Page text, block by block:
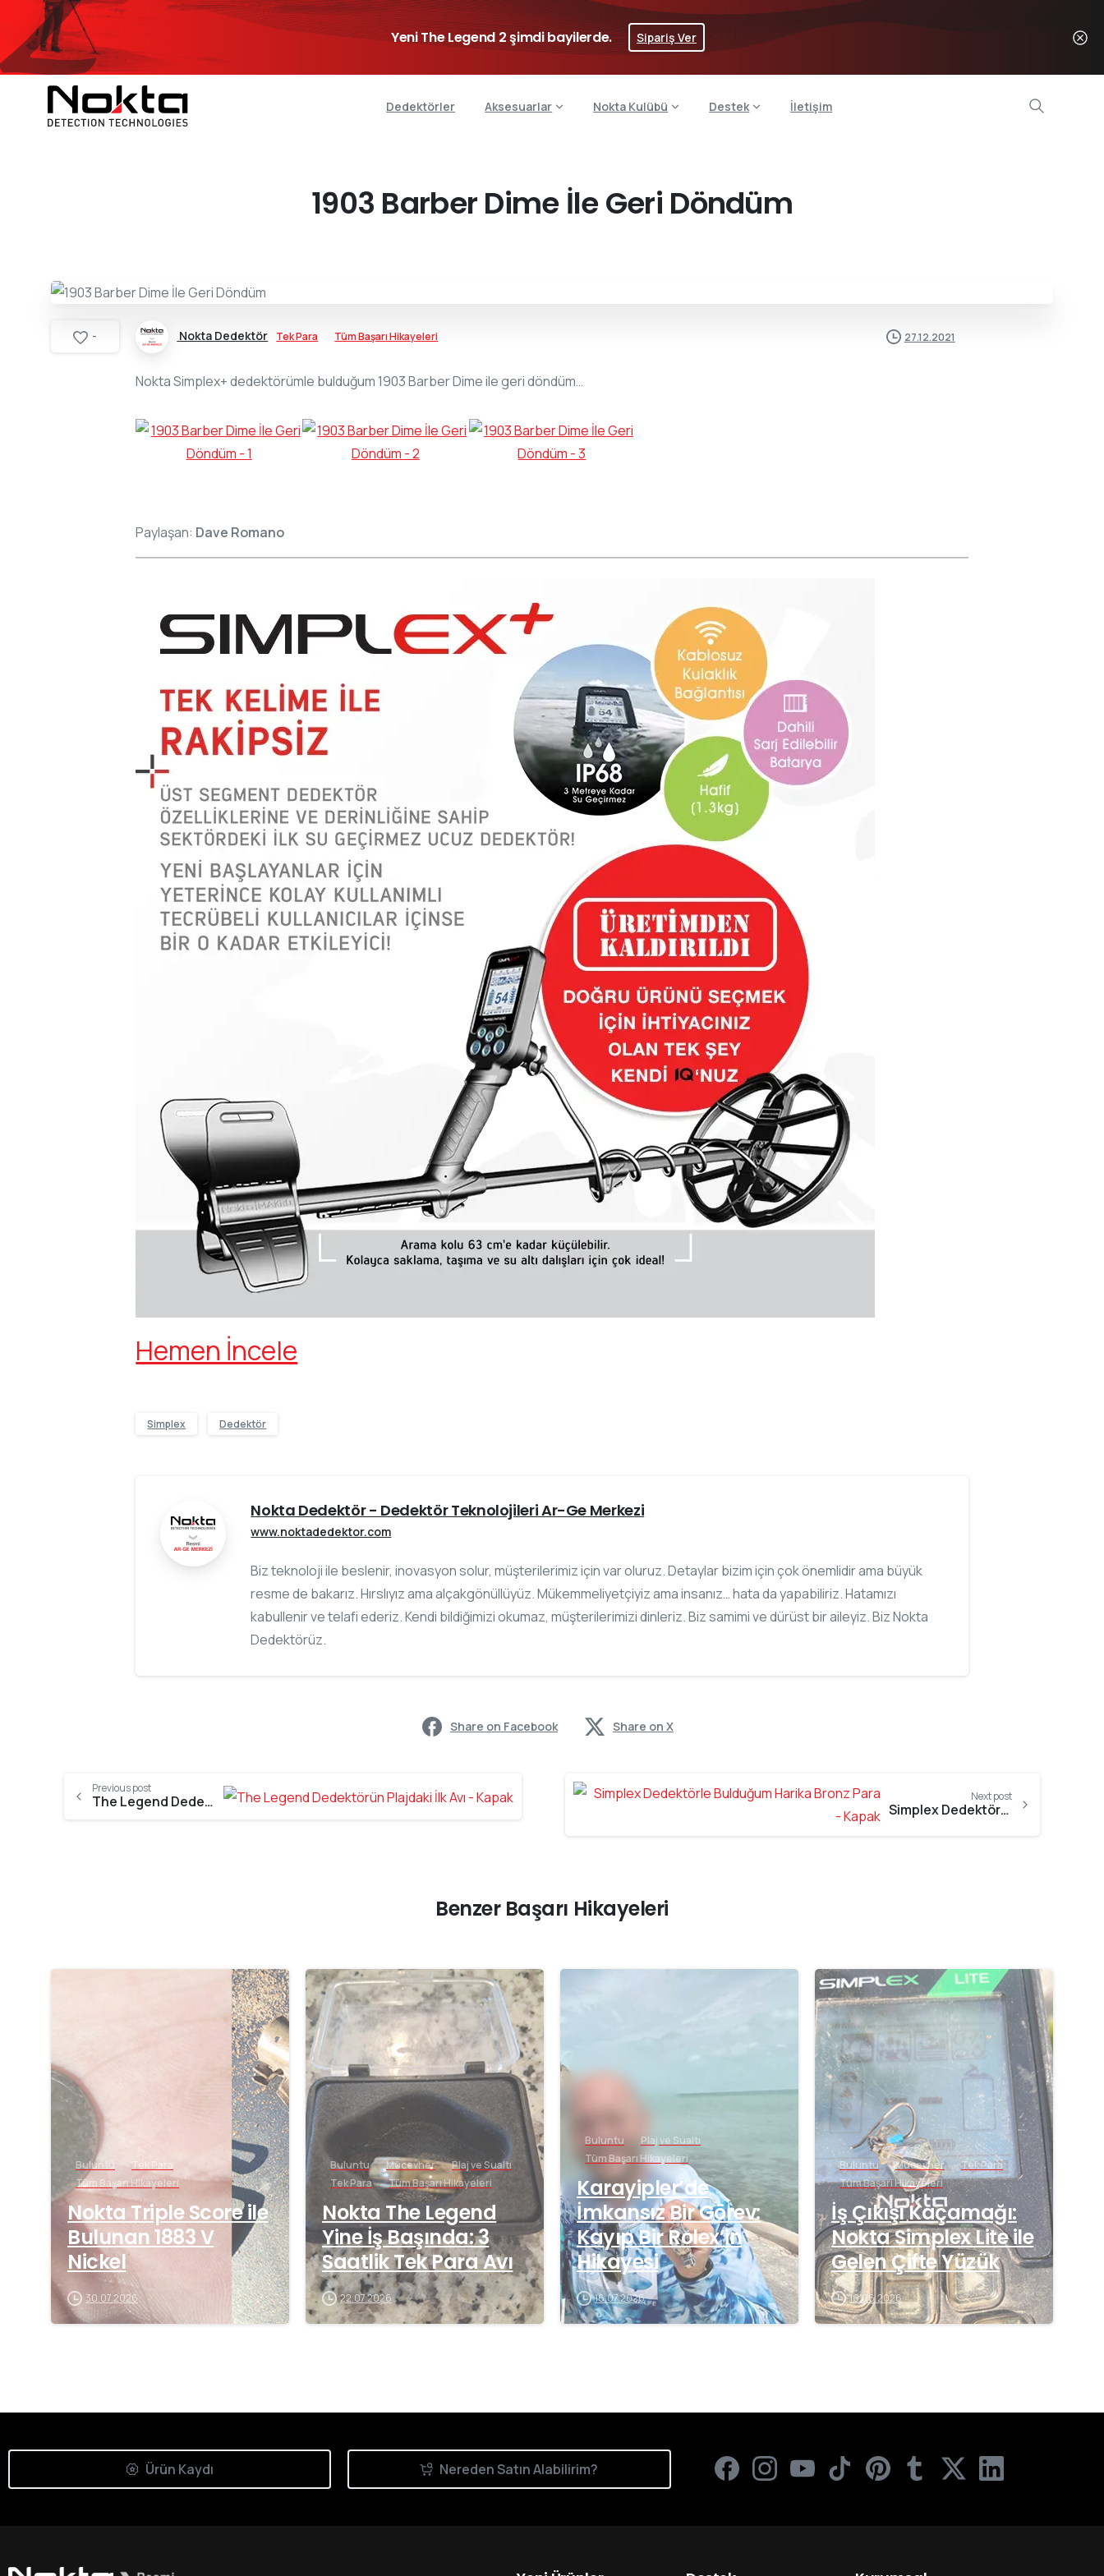
Yeni The Legend 2 şimdi bayilerde. Sipariş Ver
Dedektörler Aksesuarlar Nokta Kulübü Destek İletişim
1903 Barber Dime İle Geri Döndüm
- Nokta Dedektör Tek Para Tüm Başarı Hikayeleri 27.12.2021
Nokta Simplex+ dedektörümle bulduğum 1903 Barber Dime ile geri döndüm…
Paylaşan: Dave Romano
Hemen İncele
Simplex Dedektör
Nokta Dedektör - Dedektör Teknolojileri Ar-Ge Merkezi
www.noktadedektor.com
Biz teknoloji ile beslenir, inovasyon solur, müşterilerimiz için var oluruz. Detaylar bizim için çok önemlidir ama büyük
resme de bakarız. Hırslıyız ama alçakgönüllüyüz. Mükemmeliyetçiyiz ama insanız… hata da yapabiliriz. Hatamızı
kabullenir ve telafi ederiz. Kendi bildiğimizi okumaz, müşterilerimizi dinleriz. Biz samimi ve dürüst bir aileyiz. Biz Nokta
Dedektörüz.
Share on Facebook Share on X
Previous post
The Legend Dedektörün Plajdaki İlk Avı Next post
Simplex Dedektörle Bulduğum Harika Bronz Para
Benzer Başarı Hikayeleri
-
Buluntu
Tek Para
Tüm Başarı Hikayeleri
Nokta Triple Score ile
Bulunan 1883 V
Nickel
30.07.2026
-
Buluntu Mücevher
Plaj ve Sualtı
Tek Para
Tüm Başarı Hikayeleri
Nokta The Legend
Yine İş Başında: 3
Saatlik Tek Para Avı
22.07.2026
Buluntu
Plaj ve Sualtı
Tüm Başarı Hikayeleri
Karayipler’de
İmkansız Bir Görev:
Kayıp Bir Rolex’in
Hikayesi
16.07.2026
-
Buluntu Mücevher
Tek Para
Tüm Başarı Hikayeleri
İş Çıkışı Kaçamağı:
Nokta Simplex Lite ile
Gelen Çifte Yüzük
16.06.2026
Ürün Kaydı Nereden Satın Alabilirim?